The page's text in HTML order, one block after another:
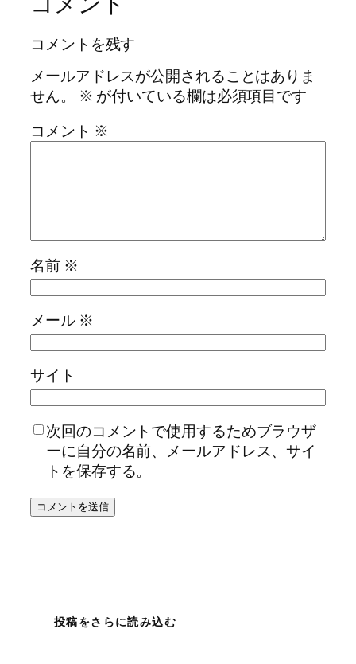
コメントを残す
メールアドレスが公開されることはありま
せん。
※ が付いている欄は必須項目です
コメント ※
名前 ※
メール ※
サイト
次回のコメントで使用するためブラウザ
ーに自分の名前、メールアドレス、サイ
トを保存する。
投稿をさらに読み込む